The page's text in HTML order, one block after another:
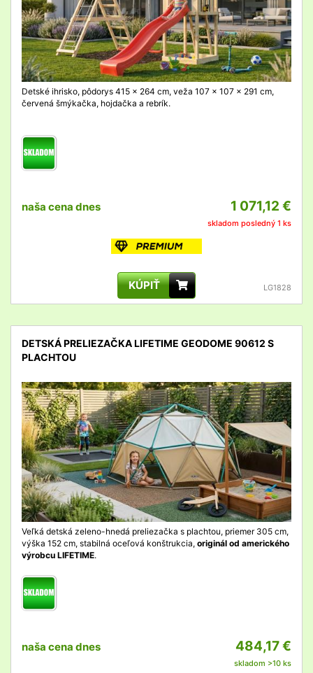
Detské ihrisko, pôdorys 415 x 264 cm, veža 107 x 107 x 291 cm,
červená šmýkačka, hojdačka a rebrík.
naša cena dnes 1 071,12 €
skladom posledný 1 ks
KÚPIŤ LG1828
DETSKÁ PRELIEZAČKA LIFETIME GEODOME 90612 S
PLACHTOU
detail
Veľká detská zeleno-hnedá preliezačka s plachtou, priemer 305 cm,
výška 152 cm, stabilná oceľová konštrukcia, originál od amerického
výrobcu LIFETIME.
naša cena dnes 484,17 €
skladom >10 ks